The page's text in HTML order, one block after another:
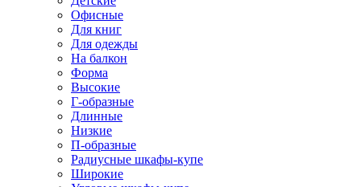
Офисные
Для книг
Для одежды
На балкон
Форма
Высокие
Г-образные
Длинные
Низкие
П-образные
Радиусные шкафы-купе
Широкие